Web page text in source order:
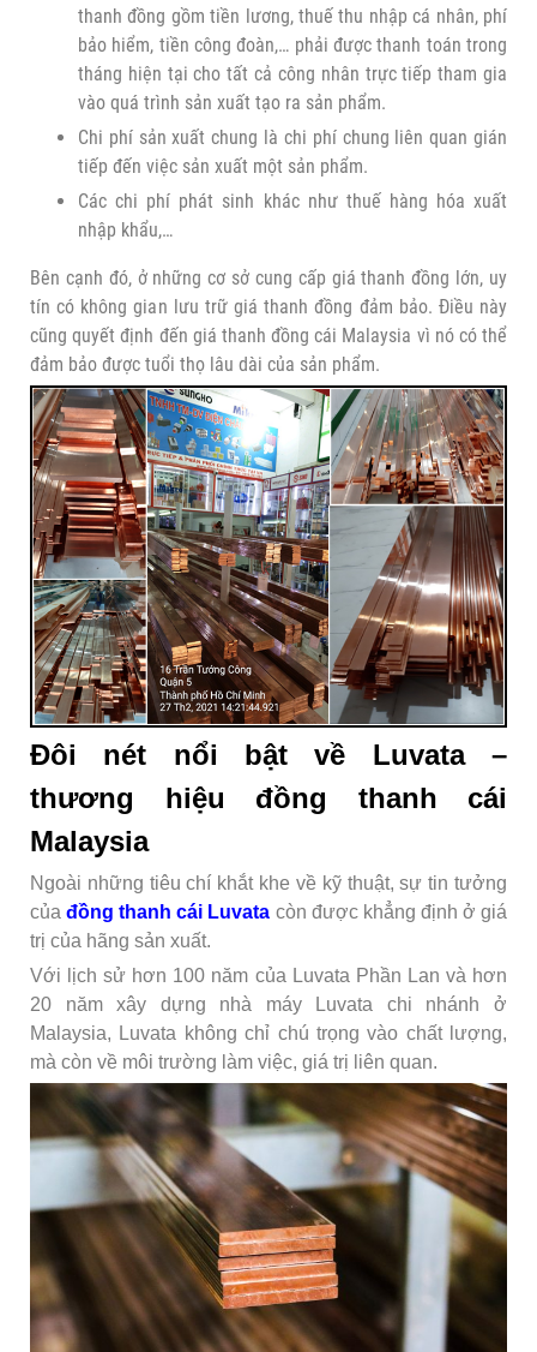
thanh đồng gồm tiền lương, thuế thu nhập cá nhân, phí
bảo hiểm, tiền công đoàn,… phải được thanh toán trong
tháng hiện tại cho tất cả công nhân trực tiếp tham gia
vào quá trình sản xuất tạo ra sản phẩm.
Chi phí sản xuất chung là chi phí chung liên quan gián
tiếp đến việc sản xuất một sản phẩm.
Các chi phí phát sinh khác như thuế hàng hóa xuất
nhập khẩu,…
Bên cạnh đó, ở những cơ sở cung cấp giá thanh đồng lớn, uy
tín có không gian lưu trữ giá thanh đồng đảm bảo. Điều này
cũng quyết định đến giá thanh đồng cái Malaysia vì nó có thể
đảm bảo được tuổi thọ lâu dài của sản phẩm.
Đôi nét nổi bật về Luvata –
thương hiệu đồng thanh cái
Malaysia
Ngoài những tiêu chí khắt khe về kỹ thuật, sự tin tưởng
củađồng thanh cái Luvata còn được khẳng định ở giá
trị của hãng sản xuất.
Với lịch sử hơn 100 năm của Luvata Phần Lan và hơn
20 năm xây dựng nhà máy Luvata chi nhánh ở
Malaysia, Luvata không chỉ chú trọng vào chất lượng,
mà còn về môi trường làm việc, giá trị liên quan.